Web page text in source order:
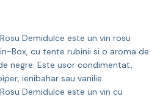
Demidulce este un vin rosu
Box, cu tente rubinii si o aroma de
negre. Este usor condimentat,
ienibahar sau vanilie.
Demidulce este un vin cu